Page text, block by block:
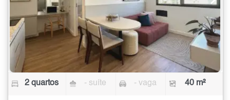
2 quartos - suíte - vaga 40 m²